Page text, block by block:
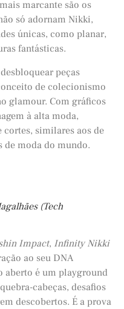
marcante são os
só adornam Nikki,
únicas, como planar,
fantásticas.
peças
de colecionismo
glamour. Com gráficos
à alta moda,
similares aos de
de moda do mundo.
(Tech
Impact, Infinity Nikki
ao seu DNA
aberto é um playground
cabeças, desafios
descobertos. É a prova